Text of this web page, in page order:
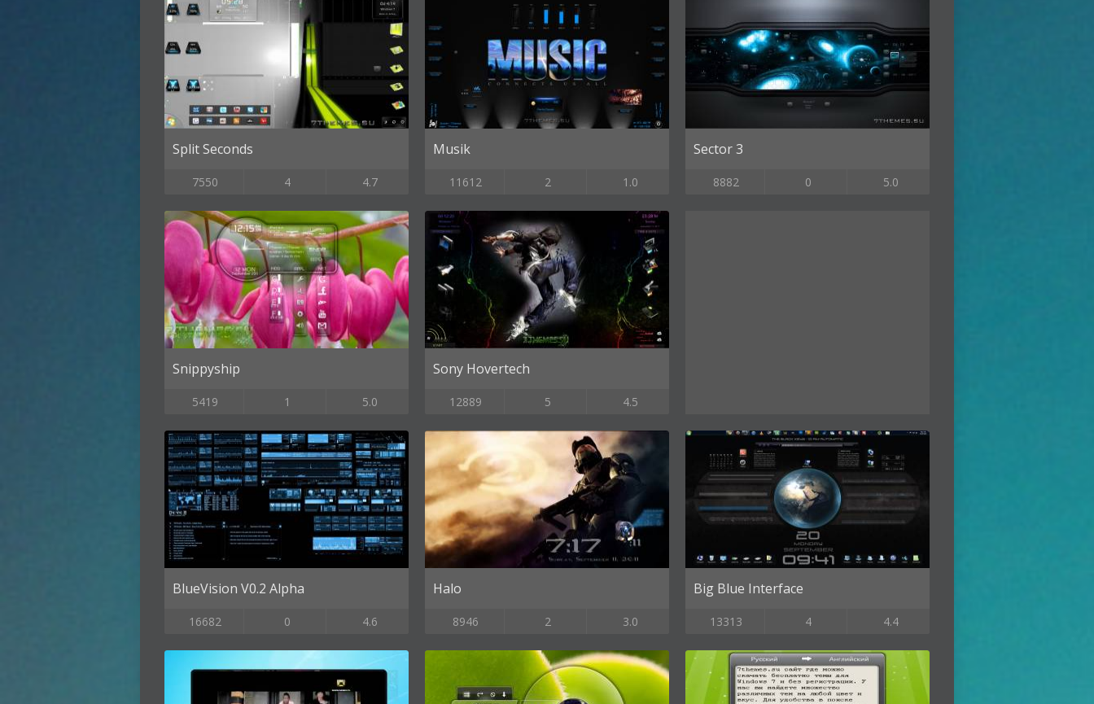
Split Seconds
7550 4 4.7
Musik
11612 2 1.0
Sector 3
8882 0 5.0
Snippyship
5419 1 5.0
Sony Hovertech
12889 5 4.5
BlueVision V0.2 Alpha
16682 0 4.6
Halo
8946 2 3.0
Big Blue Interface
13313 4 4.4